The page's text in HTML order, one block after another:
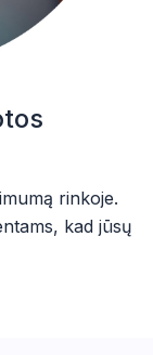
rinkoje.
kad jūsų